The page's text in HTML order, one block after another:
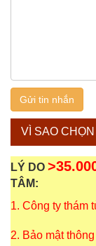
VÌ SAO
LÝ DO
TÂM:
1. Công ty thám
2. Bảo mật